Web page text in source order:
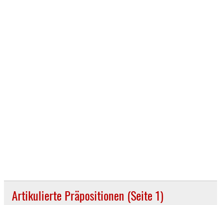
Artikulierte Präpositionen (Seite 1)